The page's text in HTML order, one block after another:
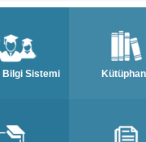
Bilgi Sistemi